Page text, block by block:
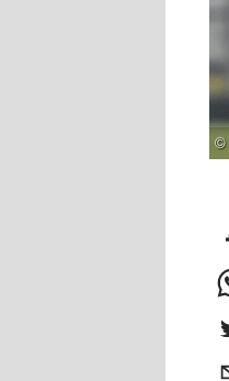
©